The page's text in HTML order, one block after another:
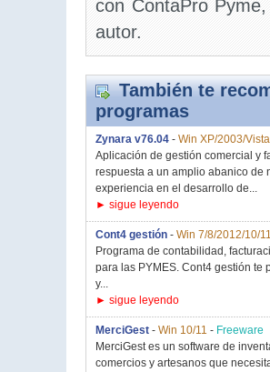
con ContaPro
autor.
También te
programas
Zynara v76.04 - Win XP/2003/
Aplicación de gestión comercial y
respuesta a un amplio abanico de
experiencia en el desarrollo de...
► sigue leyendo
Cont4 gestión - Win 7/8/2012/10/
Programa de contabilidad,
para las PYMES. Cont4 gestión te
y...
► sigue leyendo
MerciGest - Win 10/11 - Freeware
MerciGest es un software de
comercios y artesanos que